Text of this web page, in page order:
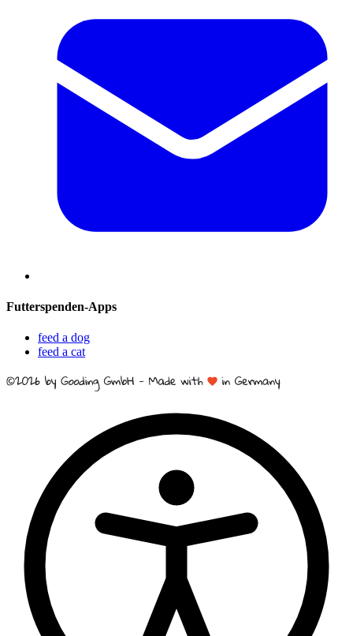
Futterspenden-Apps
feed a dog
feed a cat